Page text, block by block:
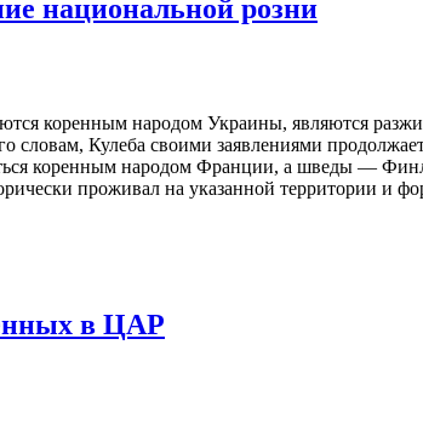
национальной розни
коренным народом Украины, являются
Кулеба своими заявлениями продолжает
коренным народом Франции, а шведы —
проживал на указанной территории и
в ЦАР